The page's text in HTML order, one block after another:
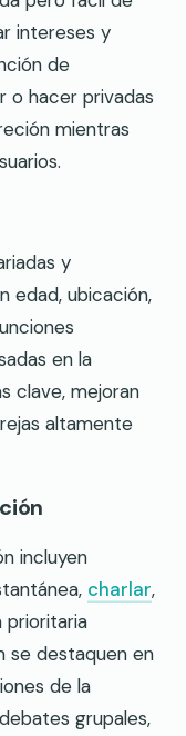
intereses y
de
o hacer privadas
mientras
y
edad, ubicación,
en la
clave, mejoran
altamente
incluyen
charlar,
prioritaria
se destaquen en
de la
grupales,